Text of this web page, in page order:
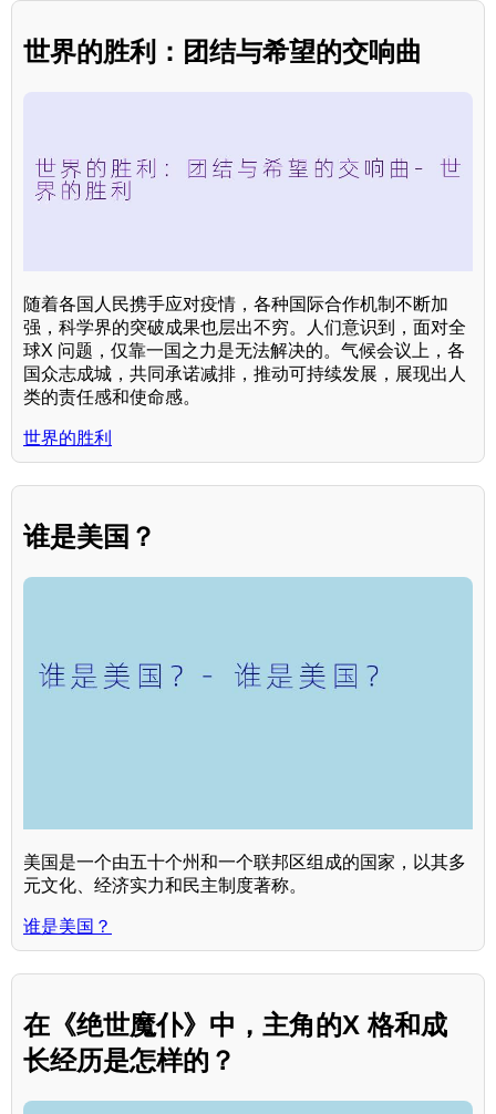
世界的胜利：团结与希望的交响曲
随着各国人民携手应对疫情，各种国际合作机制不断加
强，科学界的突破成果也层出不穷。人们意识到，面对全
球X 问题，仅靠一国之力是无法解决的。气候会议上，各
国众志成城，共同承诺减排，推动可持续发展，展现出人
类的责任感和使命感。
世界的胜利
谁是美国？
美国是一个由五十个州和一个联邦区组成的国家，以其多
元文化、经济实力和民主制度著称。
谁是美国？
在《绝世魔仆》中，主角的X 格和成
长经历是怎样的？